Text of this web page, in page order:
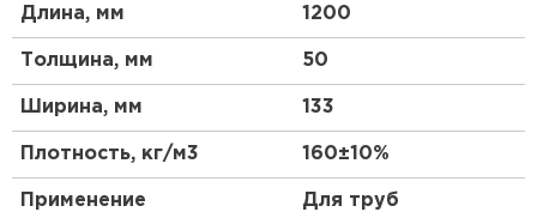
зданий, обеспечивая комфорт и
Особенности товара:
Высококачественный изоляционный материал
для строительных конструкций
Надежная теплоизоляция и защита от влаги
Длина, мм 1200
Толщина, мм 50
Ширина, мм 133
Плотность, кг/м3 160±10%
Применение Для труб
Утеплитель Тимплэкс